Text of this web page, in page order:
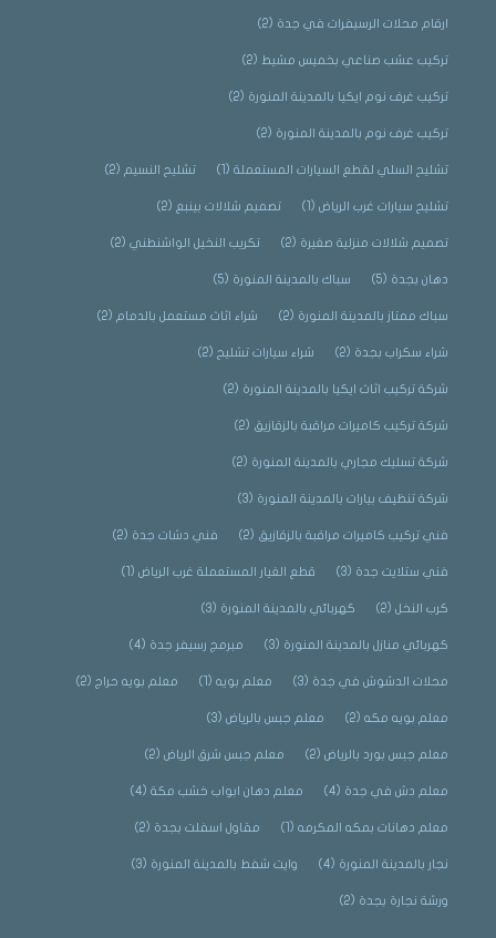
ارقام محلات الرسيفرات في جدة (2)
تركيب عشب صناعي بخميس مشيط (2)
تركيب غرف نوم ايكيا بالمدينة المنورة (2)
تركيب غرف نوم بالمدينة المنورة (2)
تشليح السلي لقطع السيارات المستعملة(1) تشليح النسيم (2)
تشليح سيارات غرب الرياض(1) تصميم شلالات بينبع (2)
تصميم شلالات منزلية صغيرة (2) تكريب النخيل الواشنطني(2)
دهان بجدة (5) سباك بالمدينة المنورة (5)
سباك ممتاز بالمدينة المنورة (2) شراء اثاث مستعمل بالدمام (2)
شراء سكراب بجدة (2) شراء سيارات تشليح (2)
شركة تركيب اثاث ايكيا بالمدينة المنورة (2)
شركة تركيب كاميرات مراقبة بالزقازيق (2)
شركة تسليك مجاري بالمدينة المنورة (2)
شركة تنظيف بيارات بالمدينة المنورة (3)
فني تركيب كاميرات مراقبة بالزقازيق (2) فني دشات جدة (2)
فني ستلايت جدة (3) قطع الغيار المستعملة غرب الرياض(1)
كرب النخل(2) كهربائي بالمدينة المنورة (3)
كهربائي منازل بالمدينة المنورة (3) مبرمج رسيفر جدة (4)
محلات الدشوش في جدة (3) معلم بويه(1) معلم بويه حراج (2)
معلم بويه مكه(2) معلم جبس بالرياض(3)
معلم جبس بورد بالرياض(2) معلم جبس شرق الرياض(2)
معلم دش في جدة (4) معلم دهان ابواب خشب مكة(4)
معلم دهانات بمكه المكرمه(1) مقاول اسفلت بجدة (2)
نجار بالمدينة المنورة (4) وايت شفط بالمدينة المنورة (3)
ورشة نجارة بجدة (2)